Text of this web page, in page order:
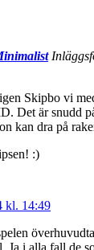
Skipbo vi
Det är snudd
kan dra på
:)
kl. 14:49